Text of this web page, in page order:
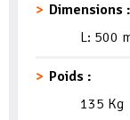
Dimensions :
L: 500
Poids :
135 Kg